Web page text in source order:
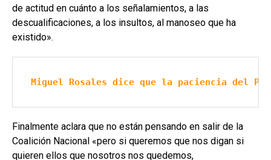
de actitud en cuánto a los señalamientos, a las
descualificaciones, a los insultos, al manoseo que ha
existido».
Miguel Rosales dice que la paciencia del
Finalmente aclara que no están pensando en salir de la
Coalición Nacional «pero si queremos que nos digan si
quieren ellos que nosotros nos quedemos,